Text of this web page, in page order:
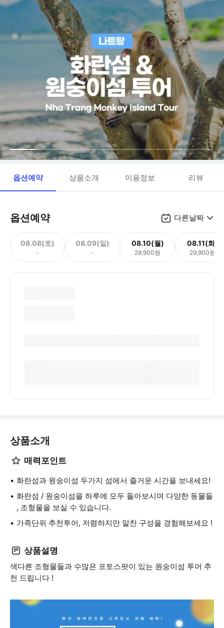
옵션예약 상품소개 이용정보 리뷰
옵션예약 다른날짜
08.08(토)
-
08.09(일)
-
08.10(월)
29,900원
08.11(화)
29,900원
상품소개
매력포인트
화란섬과 원숭이섬 두가지 섬에서 즐거운 시간을 보내세요!
화란섬 / 원숭이섬을 하루에 모두 돌아보시며 다양한 동물들
, 조형물을 보실 수 있습니다.
가족단위 추천투어, 저렴하지만 알찬 구성을 경험해보세요 !
상품설명
색다른 조형물들과 수많은 포토스팟이 있는 원숭이섬 투어 추
천 드립니다 !